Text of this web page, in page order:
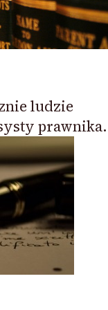
ludzie
prawnika.